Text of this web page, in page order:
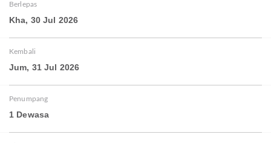
Berlepas
Kha, 30 Jul 2026
Kembali
Jum, 31 Jul 2026
Penumpang
1 Dewasa